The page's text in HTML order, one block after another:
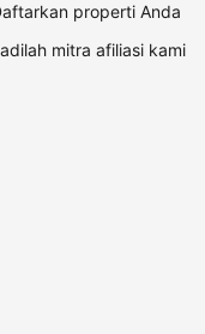
properti Anda
mitra afiliasi kami